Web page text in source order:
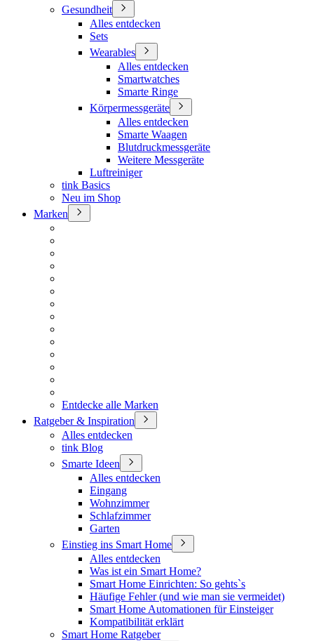
Gesundheit
Alles entdecken
Sets
Wearables
Alles entdecken
Smartwatches
Smarte Ringe
Körpermessgeräte
Alles entdecken
Smarte Waagen
Blutdruckmessgeräte
Weitere Messgeräte
Luftreiniger
tink Basics
Neu im Shop
Marken
Entdecke alle Marken
Ratgeber & Inspiration
Alles entdecken
tink Blog
Smarte Ideen
Alles entdecken
Eingang
Wohnzimmer
Schlafzimmer
Garten
Einstieg ins Smart Home
Alles entdecken
Was ist ein Smart Home?
Smart Home Einrichten: So gehts`s
Häufige Fehler (und wie man sie vermeidet)
Smart Home Automationen für Einsteiger
Kompatibilität erklärt
Smart Home Ratgeber